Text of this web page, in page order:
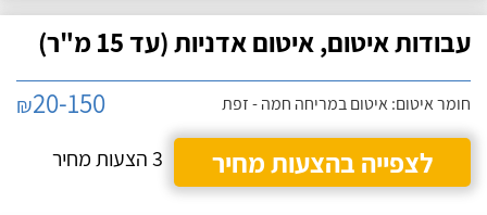
עבודות איטום, איטום אדניות (עד 15 מ"ר)
חומר איטום: איטום במריחה חמה - זפת ₪20-150
לצפייה בהצעות מחיר
3 הצעות מחיר